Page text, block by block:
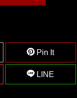
Pin It
LINE